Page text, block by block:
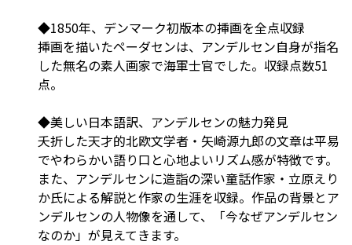
◆1850年、デンマーク初版本の挿画を全点収録
挿画を描いたペーダセンは、アンデルセン自身が指名
した無名の素人画家で海軍士官でした。収録点数51
点。
◆美しい日本語訳、アンデルセンの魅力発見
夭折した天才的北欧文学者・矢崎源九郎の文章は平易
でやわらかい語り口と心地よいリズム感が特徴です。
また、アンデルセンに造詣の深い童話作家・立原えり
か氏による解説と作家の生涯を収録。作品の背景とア
ンデルセンの人物像を通して、「今なぜアンデルセン
なのか」が見えてきます。